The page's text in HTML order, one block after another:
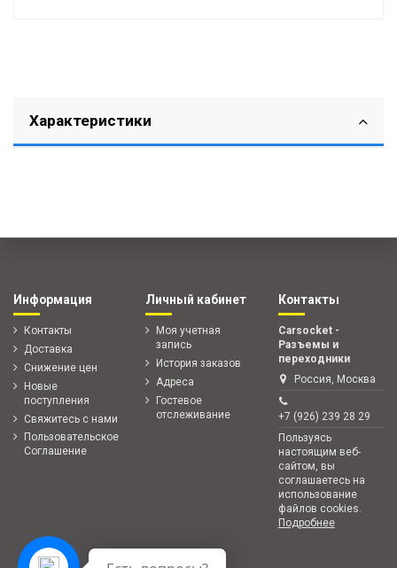
Характеристики
Информация
Контакты
Доставка
Снижение цен
Новые
поступления
Свяжитесь с нами
Пользовательское
Соглашение
Личный кабинет
Моя учетная
запись
История заказов
Адреса
Гостевое
отслеживание
Контакты
Carsocket -
Разъемы и
переходники
Россия, Москва
+7 (926) 239 28 29
Пользуясь
настоящим веб-
сайтом, вы
соглашаетесь на
использование
файлов cookies.
Подробнее